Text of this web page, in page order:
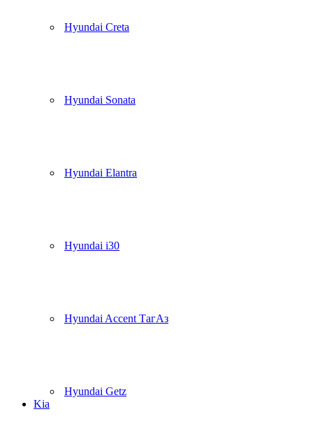
Hyundai Creta
Hyundai Sonata
Hyundai Elantra
Hyundai i30
Hyundai Accent ТагАз
Hyundai Getz
Kia